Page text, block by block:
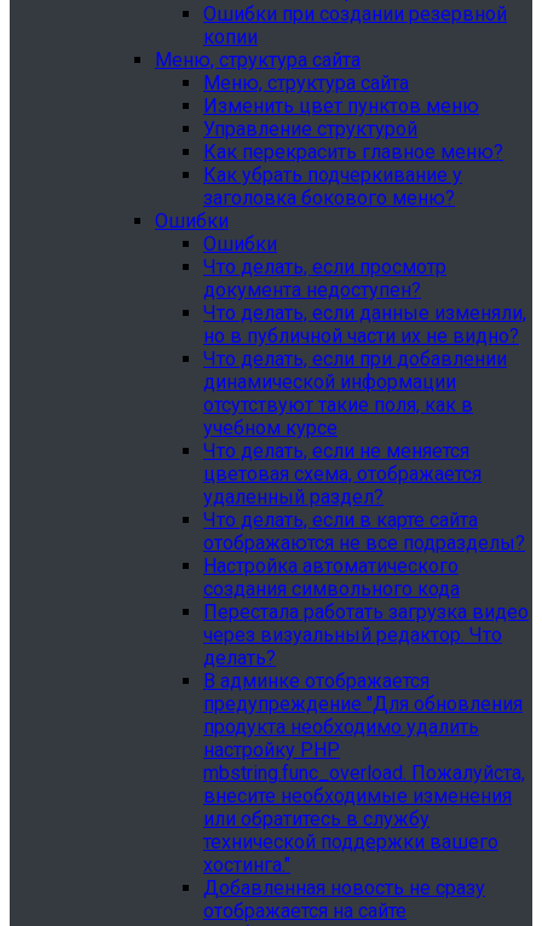
Ошибки при создании резервной
копии
Меню, структура сайта
Меню, структура сайта
Изменить цвет пунктов меню
Управление структурой
Как перекрасить главное меню?
Как убрать подчеркивание у
заголовка бокового меню?
Ошибки
Ошибки
Что делать, если просмотр
документа недоступен?
Что делать, если данные изменяли,
но в публичной части их не видно?
Что делать, если при добавлении
динамической информации
отсутствуют такие поля, как в
учебном курсе
Что делать, если не меняется
цветовая схема, отображается
удаленный раздел?
Что делать, если в карте сайта
отображаются не все подразделы?
Настройка автоматического
создания символьного кода
Перестала работать загрузка видео
через визуальный редактор. Что
делать?
В админке отображается
предупреждение "Для обновления
продукта необходимо удалить
настройку PHP
mbstring.func_overload. Пожалуйста,
внесите необходимые изменения
или обратитесь в службу
технической поддержки вашего
хостинга."
Добавленная новость не сразу
отображается на сайте